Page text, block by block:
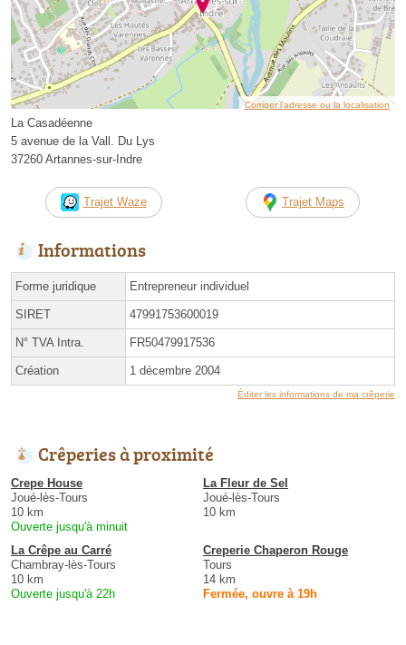
Corriger l’adresse ou la localisation
La Casadéenne
5 avenue de la Vall. Du Lys
37260 Artannes-sur-Indre
Trajet Waze Trajet Maps
Informations
Forme juridique Entrepreneur individuel
SIRET 47991753600019
N° TVA Intra. FR50479917536
Création 1 décembre 2004
Éditer les informations de ma crêperie
Crêperies à proximité
Crepe House
Joué-lès-Tours
10 km
Ouverte jusqu'à minuit
La Fleur de Sel
Joué-lès-Tours
10 km
La Crêpe au Carré
Chambray-lès-Tours
10 km
Ouverte jusqu'à 22h
Creperie Chaperon Rouge
Tours
14 km
Fermée, ouvre à 19h